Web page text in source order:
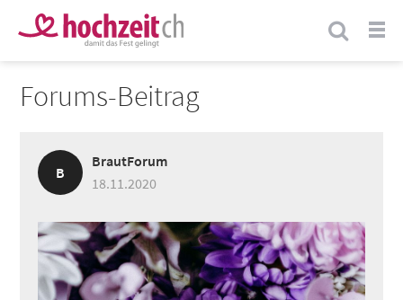
Forums-Beitrag
B
BrautForum
18.11.2020